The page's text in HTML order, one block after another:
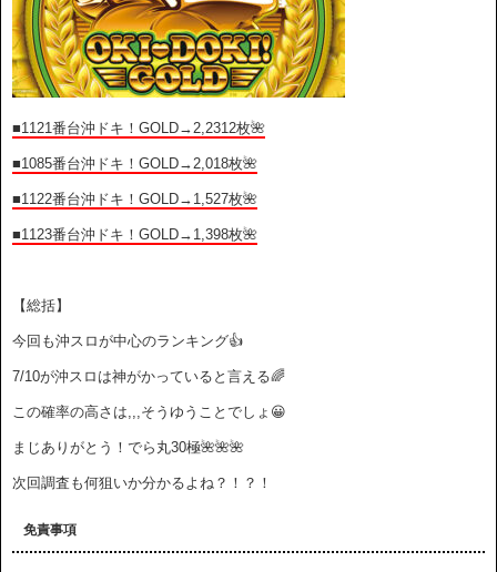
■1121番台沖ドキ！GOLD→2,2312枚🌺
■1085番台沖ドキ！GOLD→2,018枚🌺
■1122番台沖ドキ！GOLD→1,527枚🌺
■1123番台沖ドキ！GOLD→1,398枚🌺
【総括】
今回も沖スロが中心のランキング👍
7/10が沖スロは神がかっていると言える🌈
この確率の高さは,,,そうゆうことでしょ😀
まじありがとう！でら丸30極🌺🌺🌺
次回調査も何狙いか分かるよね？！？！
免責事項